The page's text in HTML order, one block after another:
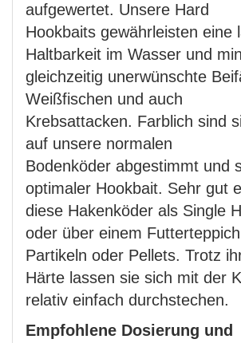
aufgewertet. Unsere Hard
Hookbaits gewährleisten eine
Haltbarkeit im Wasser und
gleichzeitig unerwünschte
Weißfischen und auch
Krebsattacken. Farblich sind
auf unsere normalen
Bodenköder abgestimmt und
optimaler Hookbait. Sehr gut
diese Hakenköder als Single
oder über einem
Partikeln oder Pellets. Trotz
Härte lassen sie sich mit der
relativ einfach durchstechen.
Empfohlene Dosierung und